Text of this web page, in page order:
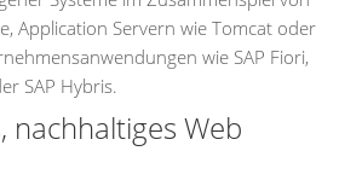
Application Servern wie Tomcat oder
wie SAP Fiori,
SAP Hybris.
nachhaltiges Web